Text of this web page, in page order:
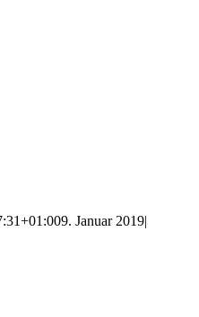
9. Januar 2019|